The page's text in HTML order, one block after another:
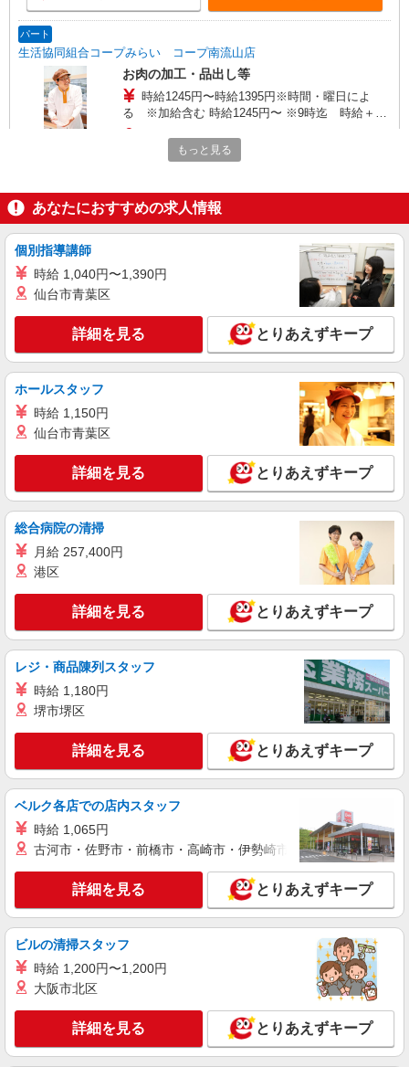
パート
生活協同組合コープみらい コープ南流山店
お肉の加工・品出し等
時給1245円〜時給1395円※時間・曜日によ
る ※加給含む 時給1245円〜 ※9時迄 時給＋
100円 ※16時（17時）以降 時給＋150円 ※日・
祝日 時給＋150円
千葉県流山市南流山1-10-7
アルバイト パート
角上生鮮市場 流山店☆株式会社チェッカーサポート NO．7566
レジスタッフ【お仕事NO．7566】
時給 1,200円以上 土日祝 時給 1,250円以上 第4
水曜日 時給 1,300円以上 研修中 時給 1,140円 (研
修期間 30 時間 )
千葉県流山市おおたかの森西1丁目 おおたか
の森SC アネックス2
キープ 詳細を見る
パート
生鮮市場TOP 流山セントラルパーク店
スーパーマーケットでの夜間責任者
＜パート＞ 時給1400円〜／16時以降時給1500
円〜 ★土曜・日曜・祝日は時給100円ＵＰ！
キープ 詳細を見る
生鮮市場TOP 流山セントラルパーク店
スーパーマーケットでの精肉スタッフ
＜パート＞ 時給1270円〜／16時以降時給1370
円〜 ★土曜・日曜・祝日は時給100円ＵＰ！
キープ 詳細を見る
生鮮市場TOP 流山セントラルパーク店
スーパーマーケットでの惣菜ベーカリースタッ
フ
＜パート＞ 時給1270円〜／16時以降時給1370
円〜 ★土曜・日曜・祝日は時給100円ＵＰ！
千葉県流山市中61-2
キープ 詳細を見る
パート
スーパーマーケットでの青果スタッフ
＜パート＞ 時給1270円〜／16時以降時給1370
もっと見る
あなたにおすすめの求人情報
個別指導講師
時給 1,040円〜1,390円
仙台市青葉区
詳細を見る とりあえずキープ
ホールスタッフ
時給 1,150円
仙台市青葉区
詳細を見る とりあえずキープ
総合病院の清掃
月給 257,400円
港区
詳細を見る とりあえずキープ
レジ・商品陳列スタッフ
時給 1,180円
堺市堺区
詳細を見る とりあえずキープ
ベルク各店での店内スタッフ
時給 1,065円
古河市・佐野市・前橋市・高崎市・伊勢崎市・太田市・館林市
詳細を見る とりあえずキープ
ビルの清掃スタッフ
時給 1,200円〜1,200円
大阪市北区
詳細を見る とりあえずキープ